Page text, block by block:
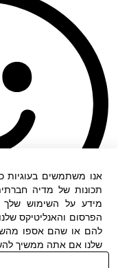
אנו משתמשים בעוגיות
תכונות של מדיה
מידע על השימוש
הפרסום והאנליטיקס
להם או שהם אספו
שלנו אם אתה ממשיך